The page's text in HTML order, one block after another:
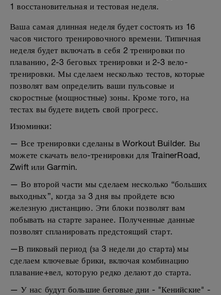
1 восстановительная и тестовая неделя.
Ваша самая длинная неделя будет состоять из 16
часов чистого тренировочного времени. Типичная
неделя будет включать в себя 2 тренировки по
плаванию, 2-3 беговых тренировки и 2-3 вело-
тренировки. Мы сделаем несколько тестов, которые
позволят вам определить ваши пульсовые и
скоростные (мощностные) зоны. Кроме того, на
тестах вы будете видеть свой прогресс.
Изюминки:
— Все тренировки сделаны в Workout Builder. Вы
можете скачать вело-тренировки для TrainerRoad,
Zwift или Garmin.
— Во второй части мы сделаем несколько “больших
выходных”, когда за 3 дня вы пройдете всю
железную дистанцию. Эти блоки позволят вам
побывать на старте заранее. Полученные данные
позволят спланировать предстоящий старт.
—В пиковый период (за 3 недели до старта) мы
сделаем ключевые брики, включая комбинацию
плавание+вел, которую редко делают до старта.
— У нас будут большие беговые дни - "Кенийские" -